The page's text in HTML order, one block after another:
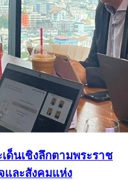
นเชิงลึกตามพระราช
และสังคมแห่ง